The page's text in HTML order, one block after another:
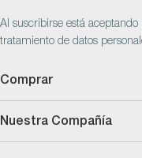
Al suscribirse está
tratamiento de datos
Comprar
Nuestra Compañía